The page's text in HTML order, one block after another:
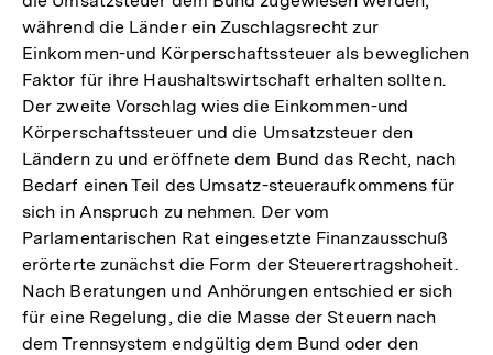
während die Länder ein Zuschlagsrecht zur
Einkommen-und Körperschaftssteuer als beweglichen
Faktor für ihre Haushaltswirtschaft erhalten sollten.
Der zweite Vorschlag wies die Einkommen-und
Körperschaftssteuer und die Umsatzsteuer den
Ländern zu und eröffnete dem Bund das Recht, nach
Bedarf einen Teil des Umsatz-steueraufkommens für
sich in Anspruch zu nehmen. Der vom
Parlamentarischen Rat eingesetzte Finanzausschuß
erörterte zunächst die Form der Steuerertragshoheit.
Nach Beratungen und Anhörungen entschied er sich
für eine Regelung, die die Masse der Steuern nach
dem Trennsystem endgültig dem Bund oder den